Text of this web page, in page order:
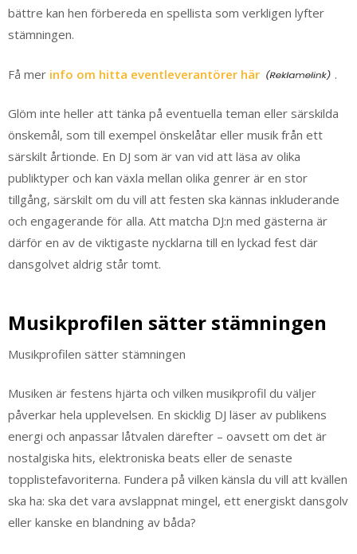
bättre kan hen förbereda en spellista som verkligen lyfter
stämningen.
Få mer info om hitta eventleverantörer här .
Glöm inte heller att tänka på eventuella teman eller särskilda
önskemål, som till exempel önskelåtar eller musik från ett
särskilt årtionde. En DJ som är van vid att läsa av olika
publiktyper och kan växla mellan olika genrer är en stor
tillgång, särskilt om du vill att festen ska kännas inkluderande
och engagerande för alla. Att matcha DJ:n med gästerna är
därför en av de viktigaste nycklarna till en lyckad fest där
dansgolvet aldrig står tomt.
Musikprofilen sätter stämningen
Musikprofilen sätter stämningen
Musiken är festens hjärta och vilken musikprofil du väljer
påverkar hela upplevelsen. En skicklig DJ läser av publikens
energi och anpassar låtvalen därefter – oavsett om det är
nostalgiska hits, elektroniska beats eller de senaste
topplistefavoriterna. Fundera på vilken känsla du vill att kvällen
ska ha: ska det vara avslappnat mingel, ett energiskt dansgolv
eller kanske en blandning av båda?